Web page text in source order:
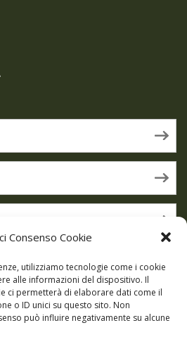
Consenso Cookie
utilizziamo tecnologie come i cookie
alle informazioni del dispositivo. Il
ci permetterà di elaborare dati come il
o ID unici su questo sito. Non
può influire negativamente su alcune